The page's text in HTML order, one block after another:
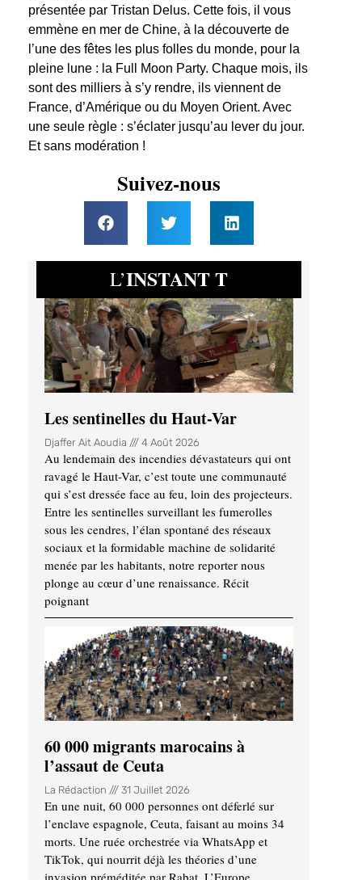
présentée par Tristan Delus. Cette fois, il vous
emmène en mer de Chine, à la découverte de
l’une des fêtes les plus folles du monde, pour la
pleine lune : la Full Moon Party. Chaque mois, ils
sont des milliers à s’y rendre, ils viennent de
France, d’Amérique ou du Moyen Orient. Avec
une seule règle : s’éclater jusqu’au lever du jour.
Et sans modération !
Suivez-nous
L’INSTANT T
Les sentinelles du Haut-Var
Djaffer Ait Aoudia 4 Août 2026
Au lendemain des incendies dévastateurs qui ont
ravagé le Haut-Var, c’est toute une communauté
qui s’est dressée face au feu, loin des projecteurs.
Entre les sentinelles surveillant les fumerolles
sous les cendres, l’élan spontané des réseaux
sociaux et la formidable machine de solidarité
menée par les habitants, notre reporter nous
plonge au cœur d’une renaissance. Récit
poignant
60 000 migrants marocains à
l’assaut de Ceuta
La Rédaction 31 Juillet 2026
En une nuit, 60 000 personnes ont déferlé sur
l’enclave espagnole, Ceuta, faisant au moins 34
morts. Une ruée orchestrée via WhatsApp et
TikTok, qui nourrit déjà les théories d’une